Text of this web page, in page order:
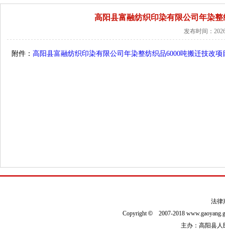
高阳县富融纺织印染有限公司年染
发布时间：
附件： 高阳县富融纺织印染有限公司年染整纺织品6000吨搬迁技改
法律
Copyright© 2007-2018
主办：高阳县人